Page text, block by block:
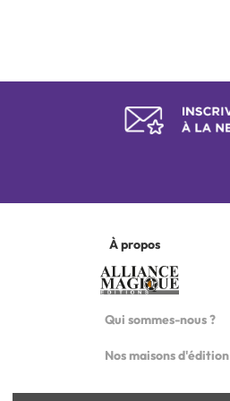
À propos
Qui sommes-nous ?
Nos maisons d'édition